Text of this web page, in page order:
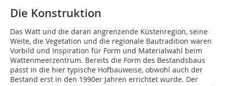
Die Konstruktion
Das Watt und die daran angrenzende Küstenregion, seine
Weite, die Vegetation und die regionale Bautradition waren
Vorbild und Inspiration für Form und Materialwahl beim
Wattenmeerzentrum. Bereits die Form des Bestandsbaus
passt in die hier typische Hofbauweise, obwohl auch der
Bestand erst in den 1990er Jahren errichtet wurde. Der